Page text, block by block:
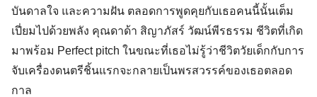
บันดาลใจ และความฝัน ตลอดการพูดคุยกับเธอคนนี้นั้นเต็ม
เปี่ยมไปด้วยพลัง คุณดาด้า สิญาภัสร์ วัฒน์พีรธรรม ชีวิตที่เกิด
มาพร้อม Perfect pitch ในขณะที่เธอไม่รู้ว่าชีวิตวัยเด็กกับการ
จับเครื่องดนตรีชิ้นแรกจะกลายเป็นพรสวรรค์ของเธอตลอด
กาล